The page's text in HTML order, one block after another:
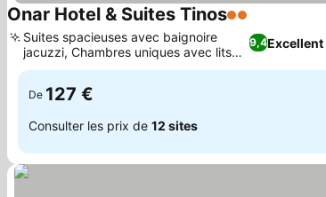
Onar Hotel & Suites Tinos2 Étoiles
9,4Excellent
Suites spacieuses avec baignoire
jacuzzi, Chambres uniques avec lits
intégrés
De 127 €
Consulter les prix de 12 sites